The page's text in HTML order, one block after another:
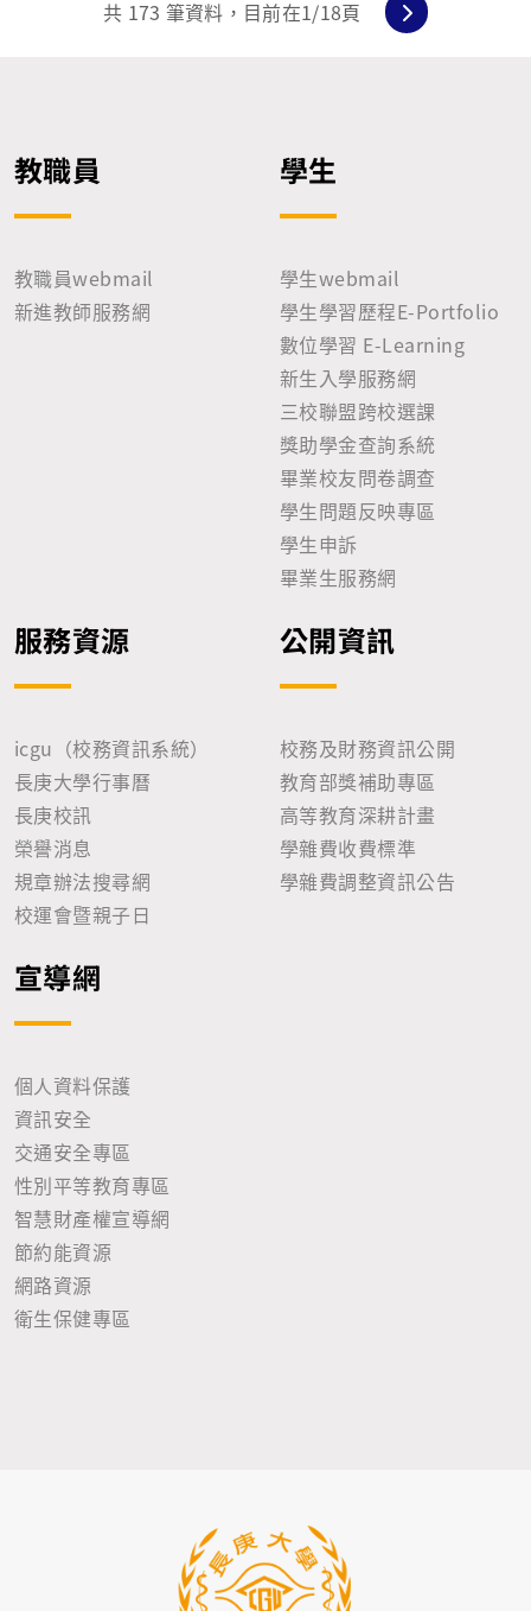
共 173 筆資料，目前在1/18頁
教職員
教職員webmail
新進教師服務網
學生
學生webmail
學生學習歷程E-Portfolio
數位學習 E-Learning
新生入學服務網
三校聯盟跨校選課
獎助學金查詢系統
畢業校友問卷調查
學生問題反映專區
學生申訴
畢業生服務網
服務資源
icgu（校務資訊系統）
長庚大學行事曆
長庚校訊
榮譽消息
規章辦法搜尋網
校運會暨親子日
公開資訊
校務及財務資訊公開
教育部獎補助專區
高等教育深耕計畫
學雜費收費標準
學雜費調整資訊公告
宣導網
個人資料保護
資訊安全
交通安全專區
性別平等教育專區
智慧財產權宣導網
節約能資源
網路資源
衛生保健專區